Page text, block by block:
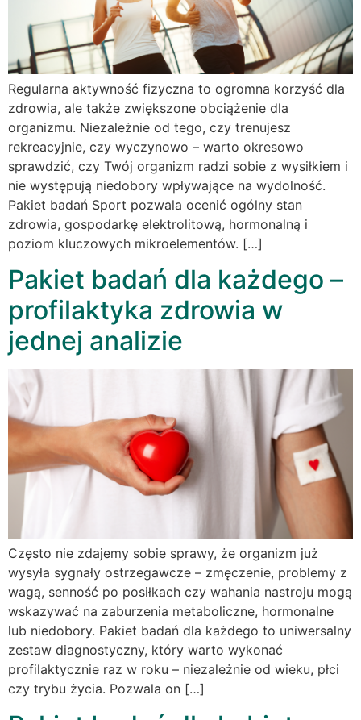
Regularna aktywność fizyczna to ogromna korzyść dla
zdrowia, ale także zwiększone obciążenie dla
organizmu. Niezależnie od tego, czy trenujesz
rekreacyjnie, czy wyczynowo – warto okresowo
sprawdzić, czy Twój organizm radzi sobie z wysiłkiem i
nie występują niedobory wpływające na wydolność.
Pakiet badań Sport pozwala ocenić ogólny stan
zdrowia, gospodarkę elektrolitową, hormonalną i
poziom kluczowych mikroelementów. […]
Pakiet badań dla każdego –
profilaktyka zdrowia w
jednej analizie
Często nie zdajemy sobie sprawy, że organizm już
wysyła sygnały ostrzegawcze – zmęczenie, problemy z
wagą, senność po posiłkach czy wahania nastroju mogą
wskazywać na zaburzenia metaboliczne, hormonalne
lub niedobory. Pakiet badań dla każdego to uniwersalny
zestaw diagnostyczny, który warto wykonać
profilaktycznie raz w roku – niezależnie od wieku, płci
czy trybu życia. Pozwala on […]